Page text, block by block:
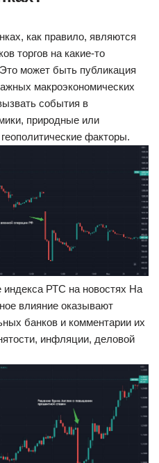
как правило, являются
торгов на какие-то
может быть публикация
макроэкономических
события в
природные или
факторы.
РТС на новостях На
влияние оказывают
банков и комментарии их
инфляции, деловой